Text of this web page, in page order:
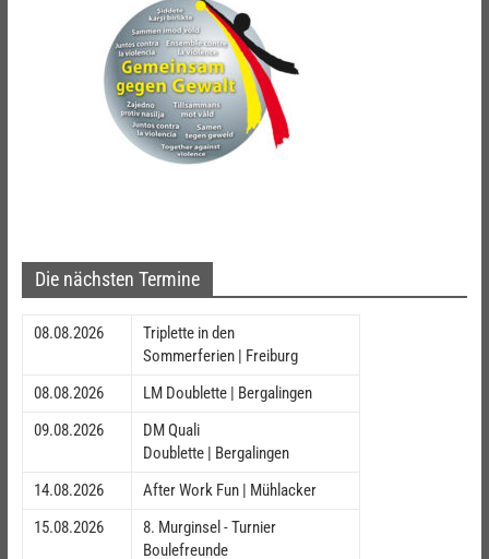
Die nächsten Termine
08.08.2026
Triplette in den
Sommerferien | Freiburg
08.08.2026
LM Doublette | Bergalingen
09.08.2026
DM Quali
Doublette | Bergalingen
14.08.2026
After Work Fun | Mühlacker
15.08.2026
8. Murginsel - Turnier
Boulefreunde